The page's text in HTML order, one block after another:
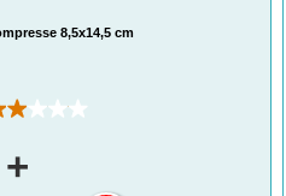
8,5x14,5 cm
+